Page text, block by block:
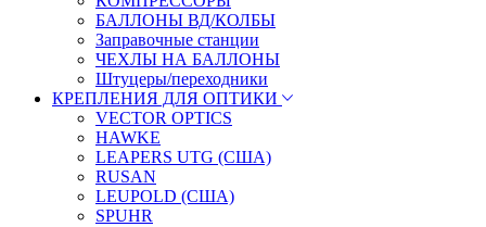
БАЛЛОНЫ ВД/КОЛБЫ
Заправочные станции
ЧЕХЛЫ НА БАЛЛОНЫ
Штуцеры/переходники
КРЕПЛЕНИЯ ДЛЯ ОПТИКИ
VECTOR OPTICS
HAWKE
LEAPERS UTG (США)
RUSAN
LEUPOLD (США)
SPUHR